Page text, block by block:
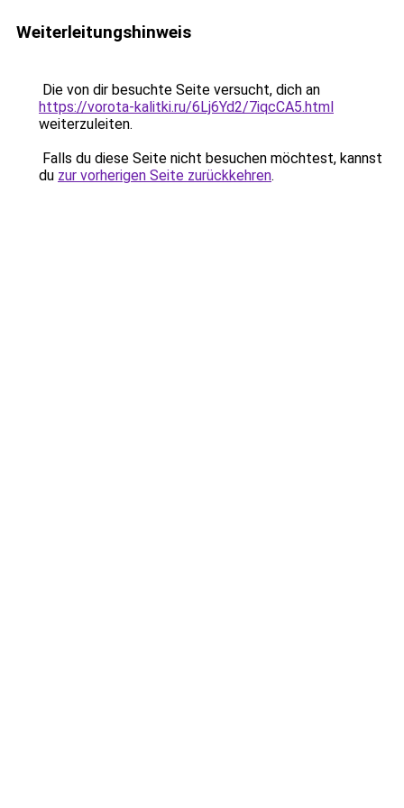
Weiterleitungshinweis
Die von dir besuchte Seite versucht, dich an
https://vorota-kalitki.ru/6Lj6Yd2/7iqcCA5.html
weiterzuleiten.
Falls du diese Seite nicht besuchen möchtest, kannst
du zur vorherigen Seite zurückkehren.